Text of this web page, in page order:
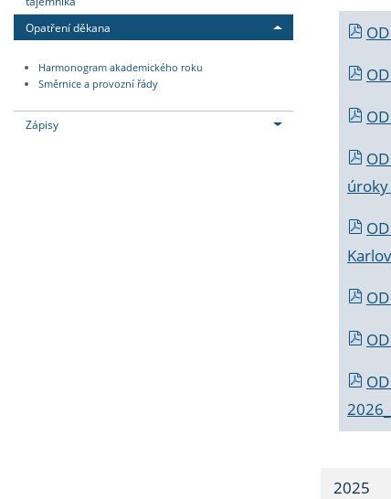
Opatření děkana
Harmonogram akademického roku
Směrnice a provozní řády
Zápisy
2025